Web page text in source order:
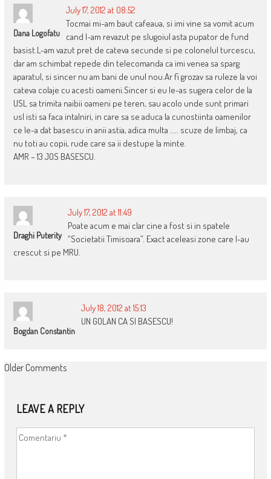
Dana Logofatu
July 17, 2012 at 08:52
Tocmai mi-am baut cafeaua, si imi vine sa vomit acum
cand l-am revazut pe slugoiul asta pupator de fund
basist.L-am vazut pret de cateva secunde si pe colonelul turcescu,
dar am schimbat repede din telecomanda ca imi venea sa sparg
aparatul, si sincer nu am bani de unul nou.Ar fi grozav sa ruleze la voi
cateva colaje cu acesti oameni.Sincer si eu le-as sugera celor de la
USL sa trimita naibii oameni pe teren, sau acolo unde sunt primari
usl isti sa faca intalniri, in care sa se aduca la cunostiinta oamenilor
ce le-a dat basescu in anii astia, adica multa ….. scuze de limbaj, ca
nu toti au copii, rude care sa ii destupe la minte.
AMR – 13 JOS BASESCU.
Draghi Puterity
July 17, 2012 at 11:49
Poate acum e mai clar cine a fost si in spatele
“Societatii Timisoara”. Exact aceleasi zone care l-au
crescut si pe MRU.
Bogdan Constantin
July 18, 2012 at 15:13
UN GOLAN CA SI BASESCU!
COMMENT
Older Comments
LEAVE A REPLY